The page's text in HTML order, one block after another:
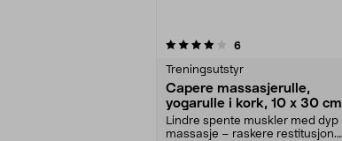
6anmeldelser
Treningsutstyr
Capere massasjerulle,
yogarulle i kork, 10 x 30 cm
Lindre spente muskler med dyp
massasje – raskere restitusjon.
4.5av 5 stjerner